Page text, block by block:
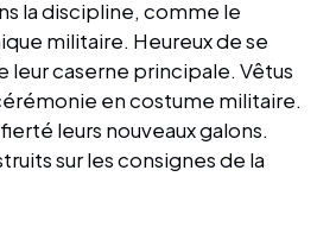
la discipline, comme le
militaire. Heureux de se
leur caserne principale. Vêtus
en costume militaire.
leurs nouveaux galons.
sur les consignes de la